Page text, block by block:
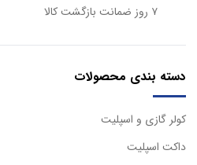
۷ روز ضمانت بازگشت کالا
دسته بندی محصولات
كولر گازی و اسپليت
داكت اسپليت